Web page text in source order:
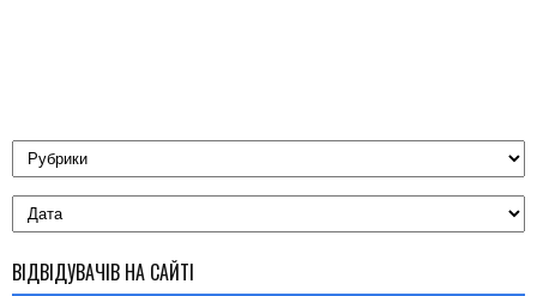
ВІДВІДУВАЧІВ НА САЙТІ